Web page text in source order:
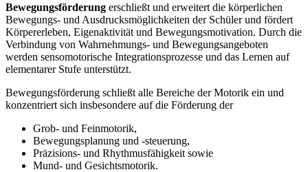
Bewegungsförderung erschließt und erweitert die körperlichen
Bewegungs- und Ausdrucksmöglichkeiten der Schüler und fördert
Körpererleben, Eigenaktivität und Bewegungsmotivation. Durch die
Verbindung von Wahrnehmungs- und Bewegungsangeboten
werden sensomotorische Integrationsprozesse und das Lernen auf
elementarer Stufe unterstützt.
Bewegungsförderung schließt alle Bereiche der Motorik ein und
konzentriert sich insbesondere auf die Förderung der
Grob- und Feinmotorik,
Bewegungsplanung und -steuerung,
Präzisions- und Rhythmusfähigkeit sowie
Mund- und Gesichtsmotorik.